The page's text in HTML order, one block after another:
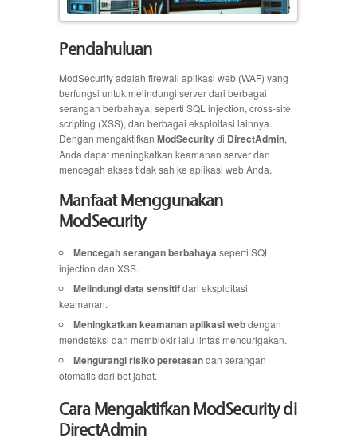
Pendahuluan
ModSecurity adalah firewall aplikasi web (WAF) yang
berfungsi untuk melindungi server dari berbagai
serangan berbahaya, seperti SQL injection, cross-site
scripting (XSS), dan berbagai eksploitasi lainnya.
Dengan mengaktifkan ModSecuritydi DirectAdmin,
Anda dapat meningkatkan keamanan server dan
mencegah akses tidak sah ke aplikasi web Anda.
Manfaat Menggunakan
ModSecurity
Mencegah serangan berbahaya seperti SQL
injection dan XSS.
Melindungi data sensitifdari eksploitasi
keamanan.
Meningkatkan keamanan aplikasi webdengan
mendeteksi dan memblokir lalu lintas mencurigakan.
Mengurangi risiko peretasandan serangan
otomatis dari bot jahat.
Cara Mengaktifkan ModSecurity di
DirectAdmin